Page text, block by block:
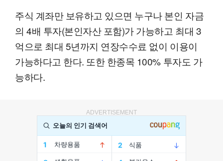
주식 계좌만 보유하고 있으면 누구나 본인 자금
의 4배 투자(본인자산 포함)가 가능하고 최대 3
억으로 최대 5년까지 연장수수료 없이 이용이
가능하다고 한다. 또한 한종목 100% 투자도 가
능하다.
ADVERTISEMENT